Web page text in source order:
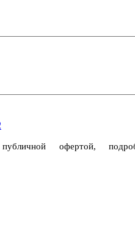
публичной офертой,